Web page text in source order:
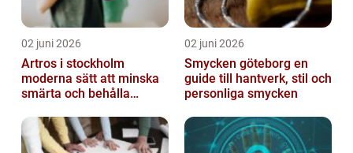
02 juni 2026
Artros i stockholm
moderna sätt att minska
smärta och behålla
02 juni 2026
Smycken göteborg en
guide till hantverk, stil och
personliga smycken